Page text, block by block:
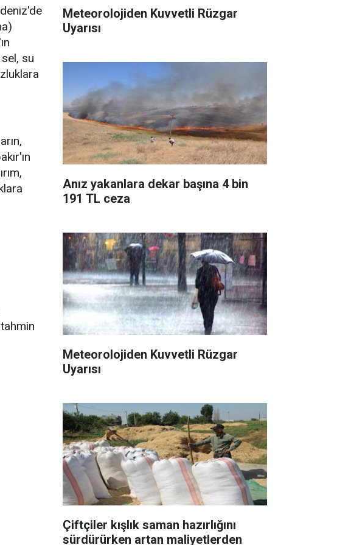
su
Meteorolojiden Kuvvetli Rüzgar
Uyarısı
Anız yakanlara dekar başına 4 bin
191 TL ceza
Meteorolojiden Kuvvetli Rüzgar
Uyarısı
Çiftçiler kışlık saman hazırlığını
sürdürürken artan maliyetlerden